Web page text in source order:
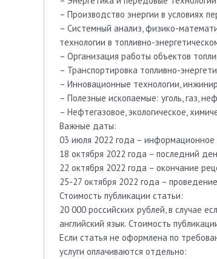
– Производство энергии в условиях
– Системный анализ, физико-
технологии в топливно-
– Организация работы объектов
– Транспортировка топливно-
– Инновационные технологии,
– Полезные ископаемые: уголь, газ,
– Нефтегазовое, экологическое,
Важные даты:
03 июля 2022 года – информационное
18 октября 2022 года – последний
22 октября 2022 года – окончание
25-27 октября 2022 года –
Стоимость публикации статьи:
20 000 российских рублей, в случае
английский язык. Стоимость
Если статья не оформлена по
услуги оплачиваются отдельно: